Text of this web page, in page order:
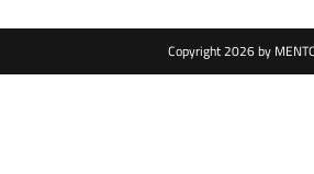
Copyright 2026 by